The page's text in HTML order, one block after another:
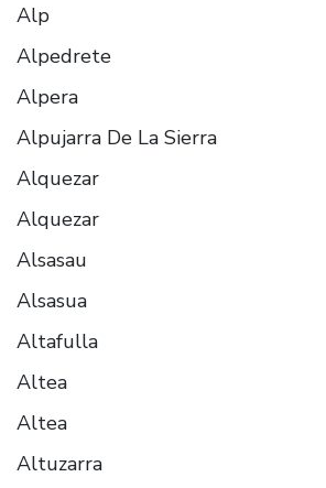
Alp
Alpedrete
Alpera
Alpujarra De La Sierra
Alquezar
Alquezar
Alsasau
Alsasua
Altafulla
Altea
Altea
Altuzarra